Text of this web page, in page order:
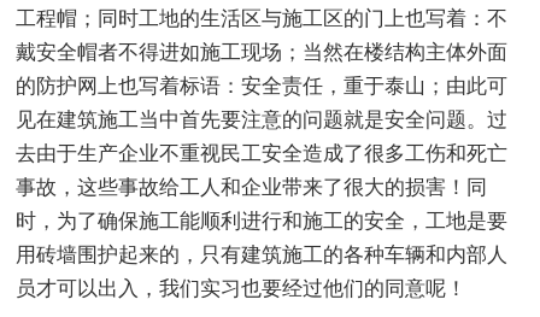
工程帽；同时工地的生活区与施工区的门上也写着：不
戴安全帽者不得进如施工现场；当然在楼结构主体外面
的防护网上也写着标语：安全责任，重于泰山；由此可
见在建筑施工当中首先要注意的问题就是安全问题。过
去由于生产企业不重视民工安全造成了很多工伤和死亡
事故，这些事故给工人和企业带来了很大的损害！同
时，为了确保施工能顺利进行和施工的安全，工地是要
用砖墙围护起来的，只有建筑施工的各种车辆和内部人
员才可以出入，我们实习也要经过他们的同意呢！